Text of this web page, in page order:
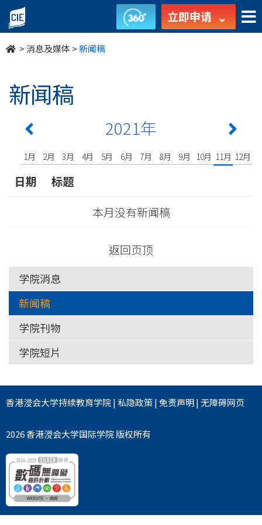
undefined 立即申请
>消息及媒体 >新闻稿
新闻稿
2021年
1月 2月 3月 4月 5月 6月 7月 8月 9月 10月 11月 12月
日期
标题
本月没有新闻稿
返回页顶
学院消息
新闻稿
学院刊物
学院短片
香港浸会大学持续教育学院| 私隐政策|免责声明|无障碍网页
2026 香港浸会大学国际学院 版权所有